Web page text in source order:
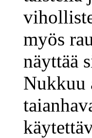
myös
näyttää
Nukkuu